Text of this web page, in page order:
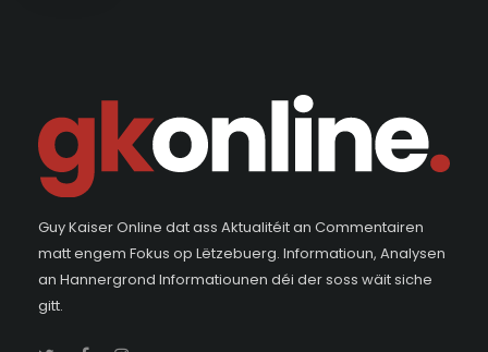
Guy Kaiser Online dat ass Aktualitéit an Commentairen
matt engem Fokus op Lëtzebuerg. Informatioun, Analysen
an Hannergrond Informatiounen déi der soss wäit siche
gitt.